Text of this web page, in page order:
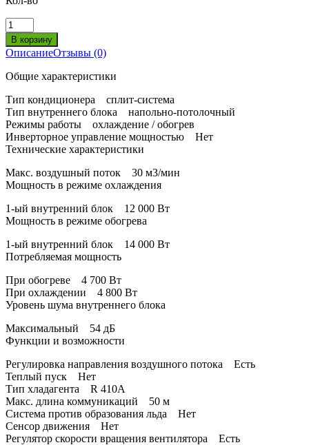
ОписаниеОтзывы (0)
Общие характеристики
Тип кондиционера сплит-система
Тип внутреннего блока напольно-потолочный
Режимы работы охлаждение / обогрев
Инверторное управление мощностью Нет
Технические характеристики
Макс. воздушный поток 30 м3/мин
Мощность в режиме охлаждения
1-ый внутренний блок 12 000 Вт
Мощность в режиме обогрева
1-ый внутренний блок 14 000 Вт
Потребляемая мощность
При обогреве 4 700 Вт
При охлаждении 4 800 Вт
Уровень шума внутреннего блока
Максимальный 54 дБ
Функции и возможности
Регулировка направления воздушного потока Есть
Теплый пуск Нет
Тип хладагента R 410A
Макс. длина коммуникаций 50 м
Система против образования льда Нет
Сенсор движения Нет
Регулятор скорости вращения вентилятора Есть